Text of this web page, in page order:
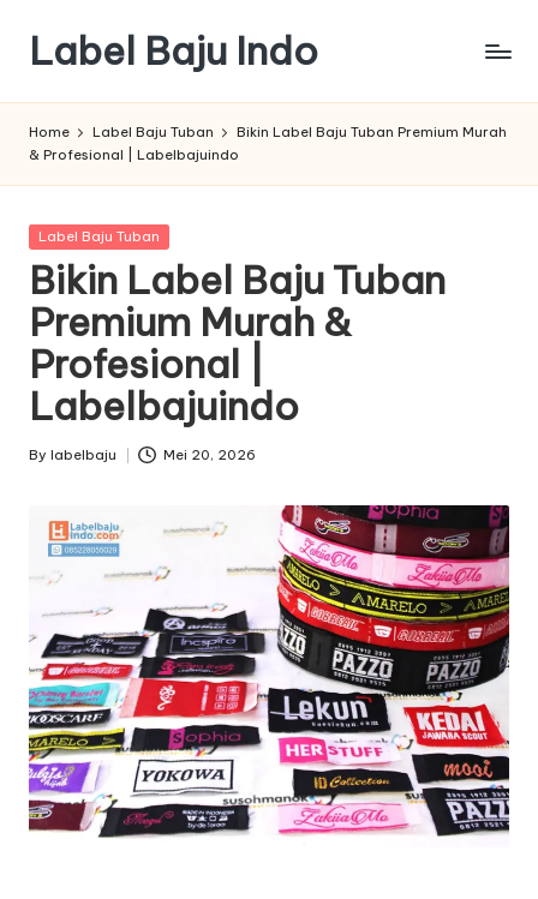
content
Label Baju Indo
Home Label Baju Tuban
Bikin Label Baju Tuban Premium Murah
& Profesional | Labelbajuindo
Posted
Label Baju Tuban
Bikin Label Baju Tuban
Premium Murah &
Profesional |
Labelbajuindo
Posted
By labelbaju Mei 20, 2026